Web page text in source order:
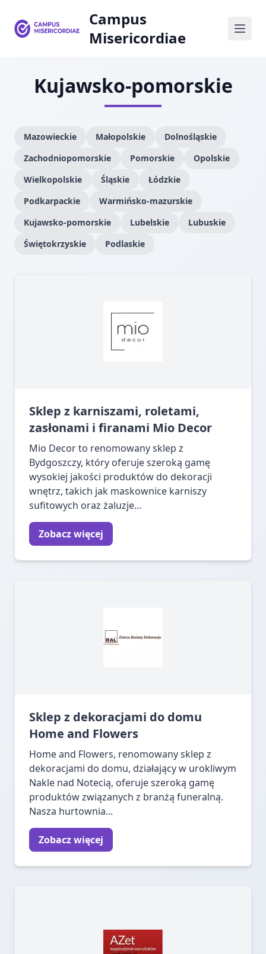
Campus
Misericordiae
Kujawsko-pomorskie
Mazowieckie Małopolskie
Dolnośląskie
Zachodniopomorskie
Pomorskie
Opolskie
Wielkopolskie
Śląskie
Łódzkie
Podkarpackie
Warmińsko-mazurskie
Kujawsko-pomorskie
Lubelskie
Lubuskie
Świętokrzyskie
Podlaskie
Sklep z karniszami, roletami,
zasłonami i firanami Mio Decor
Mio Decor to renomowany sklep z
Bydgoszczy, który oferuje szeroką gamę
wysokiej jakości produktów do dekoracji
wnętrz, takich jak maskownice karniszy
sufitowych oraz żaluzje...
Zobacz więcej
Sklep z dekoracjami do domu
Home and Flowers
Home and Flowers, renomowany sklep z
dekoracjami do domu, działający w urokliwym
Nakle nad Notecią, oferuje szeroką gamę
produktów związanych z branżą funeralną.
Nasza hurtownia...
Zobacz więcej